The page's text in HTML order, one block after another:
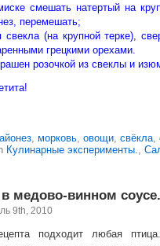
смешать натертый на
перемешать;
свекла (на крупной терке),
грецкими орехами.
розочкой из свеклы и
, морковь, овощи, свёкла,
Кулинарные эксперименты.,
медово-винном соусе.
9th, 2010
подходит любая